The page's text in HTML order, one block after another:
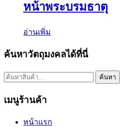
หน้าพระบรมธาตุ
อ่านเพิ่ม
ค้นหาวัตถุมงคลได้ที่นี่
ค้นหา: ค้นหา
เมนูร้านค้า
หน้าแรก